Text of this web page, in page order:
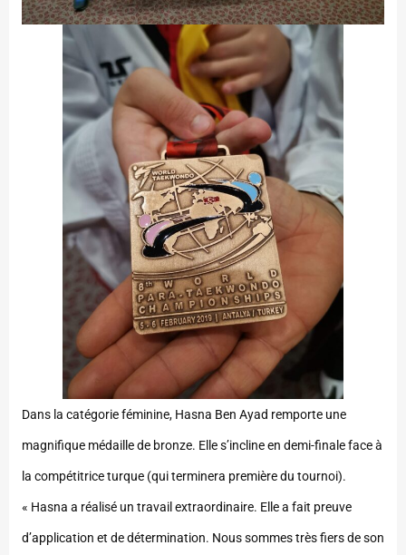
Dans la catégorie féminine, Hasna Ben Ayad remporte une
magnifique médaille de bronze. Elle s’incline en demi-finale face à
la compétitrice turque (qui terminera première du tournoi).
« Hasna a réalisé un travail extraordinaire. Elle a fait preuve
d’application et de détermination. Nous sommes très fiers de son